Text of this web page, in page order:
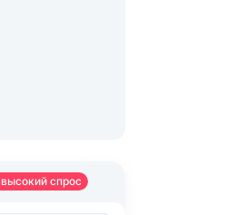
высокий спрос